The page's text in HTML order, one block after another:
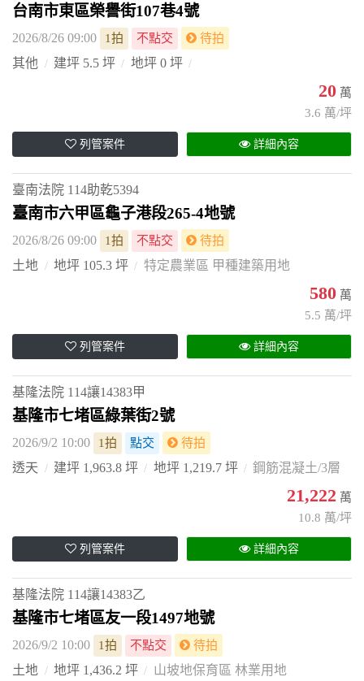
台南市東區榮譽街107巷4號
2026/8/26 09:00 1拍 不點交 待拍
其他 建坪 5.5 坪 地坪 0 坪
20 萬
3.6 萬/坪
列管案件 詳細內容
臺南法院 114助乾5394
臺南市六甲區龜子港段265-4地號
2026/8/26 09:00 1拍 不點交 待拍
土地 地坪 105.3 坪 特定農業區 甲種建築用地
580 萬
5.5 萬/坪
列管案件 詳細內容
基隆法院 114讓14383甲
基隆市七堵區綠葉街2號
2026/9/2 10:00 1拍 點交 待拍
透天 建坪 1,963.8 坪 地坪 1,219.7 坪 鋼筋混凝土/3層
21,222 萬
10.8 萬/坪
列管案件 詳細內容
基隆法院 114讓14383乙
基隆市七堵區友一段1497地號
2026/9/2 10:00 1拍 不點交 待拍
土地 地坪 1,436.2 坪 山坡地保育區 林業用地